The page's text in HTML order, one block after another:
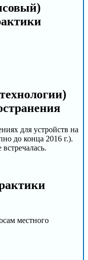
для устройств на
до конца 2016 г.).
местного